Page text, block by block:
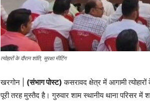
त्योहारों के दौरान शांति, सुरक्षा मीटिंग
खरगोन | (संभाग पोस्ट) कसरावद क्षेत्र में आगामी
पूरी तरह मुस्तैद है। गुरुवार शाम स्थानीय थाना परिसर में